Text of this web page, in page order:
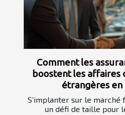
Comment les
boostent les affaires
étrangères en
S’implanter sur le
un défi de taille pour